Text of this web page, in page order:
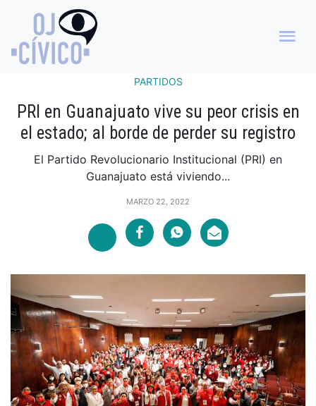
PARTIDOS
PRI en Guanajuato vive su peor crisis en
el estado; al borde de perder su registro
El Partido Revolucionario Institucional (PRI) en
Guanajuato está viviendo...
MARZO 22, 2022